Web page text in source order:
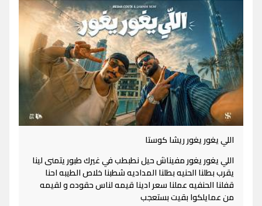
اللي يغور يغور ريشا كوستا
اللي يغور يغور مفيناش حيل نطبطب في غيرك طبور يتمنى لينا
يقرب بطلنا الحنيه بطلنا المداديه شطبنا خلاص الطيبه احنا
قفلنا الحنفيه عملنا سعر ادينا قيمه لناس حقوده و لقيمه
من عمايلكوا بقيت بستعجب